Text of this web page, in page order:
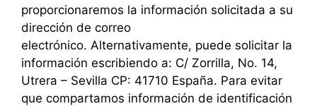
proporcionaremos la información solicitada a su
dirección de correo
electrónico. Alternativamente, puede solicitar la
información escribiendo a: C/ Zorrilla, No. 14,
Utrera – Sevilla CP: 41710 España. Para evitar
que compartamos información de identificación